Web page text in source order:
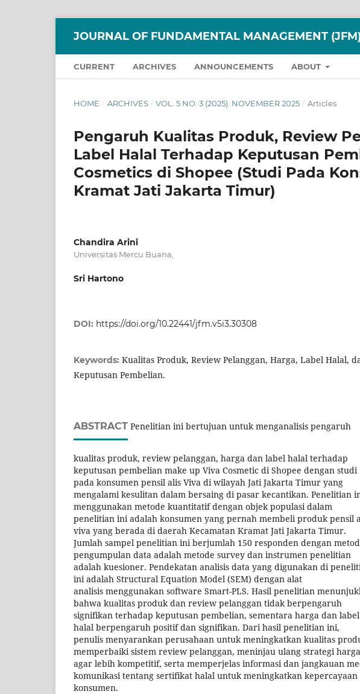
JOURNAL OF FUNDAMENTAL MANAGEMENT
CURRENT ARCHIVES ANNOUNCEMENTS ABOUT
HOME / ARCHIVES / VOL. 5 NO. 3 (2025): NOVEMBER 2025 / Articles
Pengaruh Kualitas Produk, Review
Label Halal Terhadap Keputusan
Cosmetics di Shopee (Studi Pada
Kramat Jati Jakarta Timur)
Chandira Arini
Universitas Mercu Buana,
Sri Hartono
DOI: https://doi.org/10.22441/jfm.v5i3.30308
Keywords: Kualitas Produk, Review Pelanggan, Harga, Label Halal,
Keputusan Pembelian.
ABSTRACT Penelitian ini bertujuan untuk menganalisis pengaruh
kualitas produk, review pelanggan, harga dan label halal terhadap
keputusan pembelian make up Viva Cosmetic di Shopee dengan studi
pada konsumen pensil alis Viva di wilayah Jati Jakarta Timur yang
mengalami kesulitan dalam bersaing di pasar kecantikan. Penelitian
menggunakan metode kuantitatif dengan objek populasi dalam
penelitian ini adalah konsumen yang pernah membeli produk pensil
viva yang berada di daerah Kecamatan Kramat Jati Jakarta Timur.
Jumlah sampel penelitian ini berjumlah 150 responden dengan
pengumpulan data adalah metode survey dan instrumen penelitian
adalah kuesioner. Pendekatan analisis data yang digunakan di
ini adalah Structural Equation Model (SEM) dengan alat
analisis menggunakan software Smart-PLS. Hasil penelitian
bahwa kualitas produk dan review pelanggan tidak berpengaruh
signifikan terhadap keputusan pembelian, sementara harga dan label
halal berpengaruh positif dan signifikan. Dari hasil penelitian ini,
penulis menyarankan perusahaan untuk meningkatkan kualitas
memperbaiki sistem review pelanggan, meninjau ulang strategi harga
agar lebih kompetitif, serta memperjelas informasi dan jangkauan
komunikasi tentang sertifikat halal untuk meningkatkan kepercayaan
konsumen.